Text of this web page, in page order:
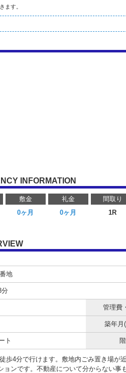
ます。
INFORMATION
敷金 礼金 間取り
0ヶ月 0ヶ月 1R
地
分
管理費
築年月
ト
歩4分で行けます。敷地内ごみ置き場が
ョンです。不動産について分からない